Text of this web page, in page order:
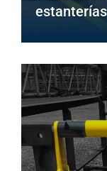
estanterías